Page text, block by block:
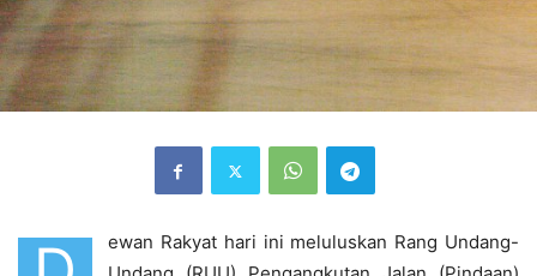
ewan Rakyat hari ini meluluskan Rang Undang-